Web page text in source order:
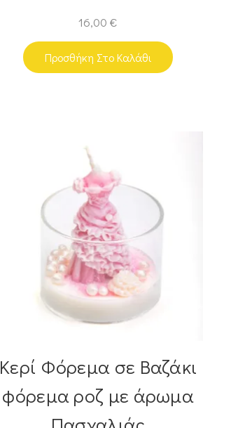
16,00€
Προσθήκη Στο Καλάθι
Κερί Φόρεμα σε Βαζάκι
φόρεμα ροζ με άρωμα